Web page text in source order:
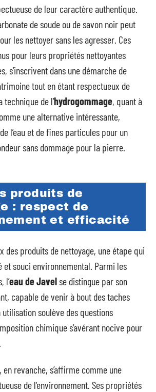
de leur caractère authentique.
de soude ou de savon noir peut
les nettoyer sans les agresser. Ces
pour leurs propriétés nettoyantes
s’inscrivent dans une démarche de
tout en étant respectueux de
technique de l’hydrogommage, quant à
une alternative intéressante,
l’eau et de fines particules pour un
sans dommage pour la pierre.
produits de
: respect de
et efficacité
des produits de nettoyage, une étape qui
souci environnemental. Parmi les
l’eau de Javelse distingue par son
capable de venir à bout des taches
soulève des questions
chimique s’avérant nocive pour
, en revanche, s’affirme comme une
de l’environnement. Ses propriétés